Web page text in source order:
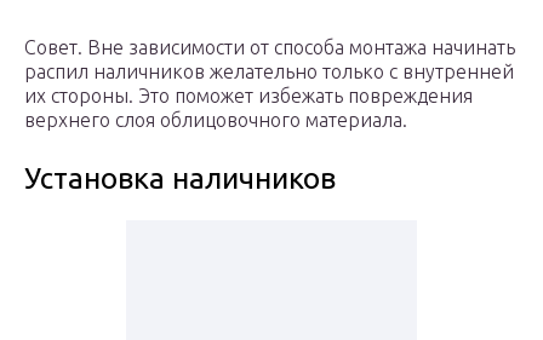
Совет. Вне зависимости от способа монтажа начинать
распил наличников желательно только с внутренней
их стороны. Это поможет избежать повреждения
верхнего слоя облицовочного материала.
Установка наличников